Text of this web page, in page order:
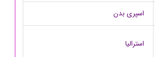
اسپری بدن
استرالیا